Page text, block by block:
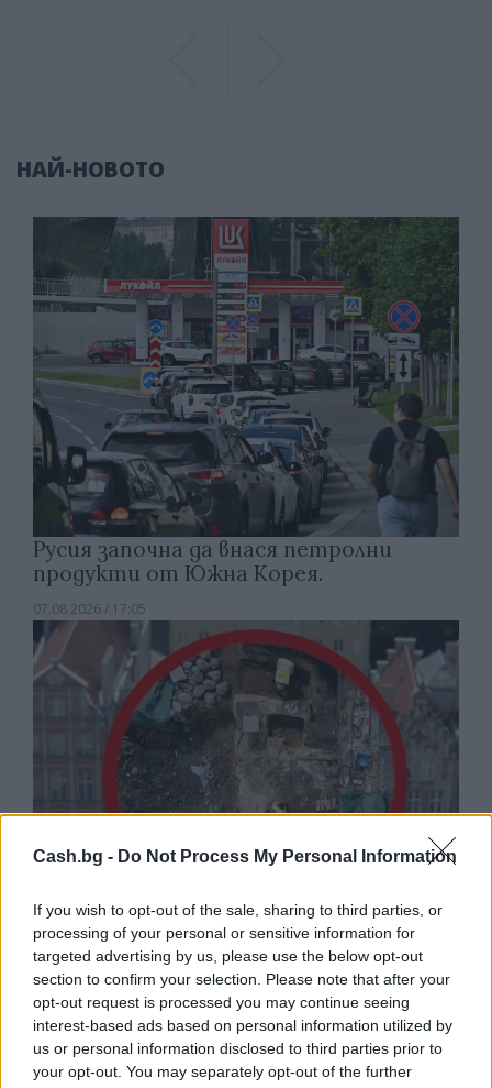
Cash.bg - Do Not Process My Personal Information
If you wish to opt-out of the sale, sharing to third parties, or
processing of your personal or sensitive information for
targeted advertising by us, please use the below opt-out
section to confirm your selection. Please note that after your
opt-out request is processed you may continue seeing
interest-based ads based on personal information utilized by
us or personal information disclosed to third parties prior to
your opt-out. You may separately opt-out of the further
НАЙ-НОВОТО
Русия започна да внася петролни
продукти от Южна Корея.
07.08.2026 / 17:05
Древен храм на почти 900 години
откриха под кафене за сладолед в
Полша
07.08.2026 / 16:00